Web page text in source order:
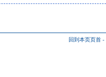
回到本页页首 -